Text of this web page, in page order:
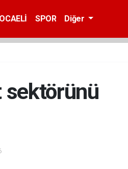
SPOR Diğer
sektörünü